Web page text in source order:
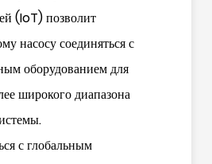
(IoT) позволит
насосу соединяться с
оборудованием для
широкого диапазона
с глобальным